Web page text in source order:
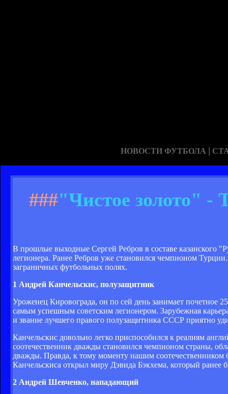
НОВОСТИ ФУТБОЛА |
###"Чистое золото" -
В прошлые выходные Сергей Ребров в составе казанского
легионера. Ранее Ребров уже становился чемпионом
заграничных футбольных полях.
1 Андрей Канчельскис, полузащитник
Уроженец Кировограда, он по сей день занимает почетное
самым успешным советским легионером. Зарубежная
и звание лучшего правого полузащитника СССР приятно
Канчельскис довольно легко приспособился к реалиям
соотечественник дважды становился чемпионом страны,
дважды. Правда, к тому моменту нашим соотечественником
Канчельскиса открыл миру Дэвида Бэкхема, который ранее
2 Андрей Шевченко, нападающий